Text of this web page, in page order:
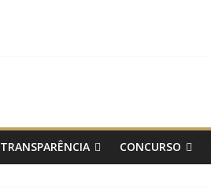
TRANSPARÊNCIA CONCURSO